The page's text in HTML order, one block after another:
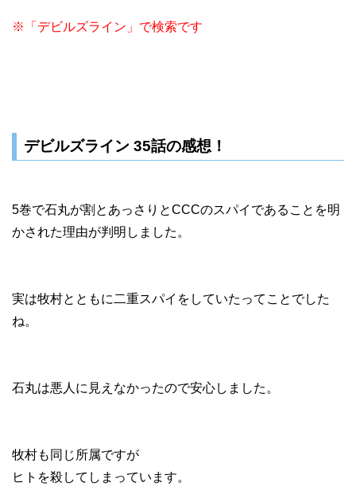
※「デビルズライン」で検索です
デビルズライン 35話の感想！
5巻で石丸が割とあっさりとCCCのスパイであることを明
かされた理由が判明しました。
実は牧村とともに二重スパイをしていたってことでした
ね。
石丸は悪人に見えなかったので安心しました。
牧村も同じ所属ですが
ヒトを殺してしまっています。